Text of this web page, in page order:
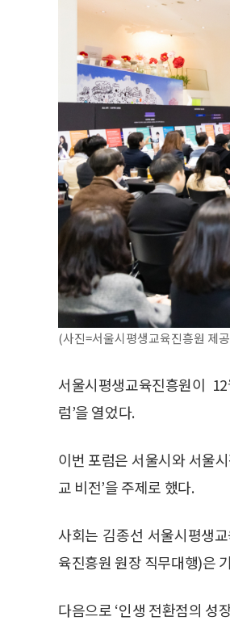
(사진=서울시평생교육진흥원 제
서울시평생교육진흥원이
럼’을 열었다.
이번 포럼은 서울시와 서울
교 비전’을 주제로 했다.
사회는 김종선 서울시평생
육진흥원 원장 직무대행)은
다음으로 ‘인생 전환점의 성